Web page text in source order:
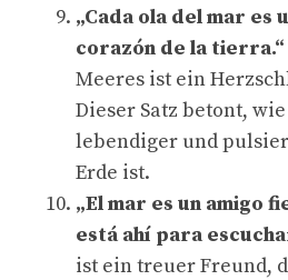
„Cada ola del mar es
corazón de la tierra.“
Meeres ist ein
Dieser Satz betont,
lebendiger und
Erde ist.
„El mar es un amigo
está ahí para
ist ein treuer Freund,